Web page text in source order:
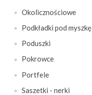
Okolicznościowe
Podkładki pod myszkę
Poduszki
Pokrowce
Portfele
Saszetki - nerki